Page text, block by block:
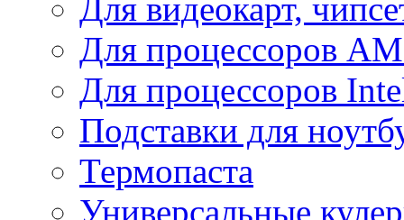
Для видеокарт,
Для процессоров
Для процессоров
Подставки для
Термопаста
Универсальные